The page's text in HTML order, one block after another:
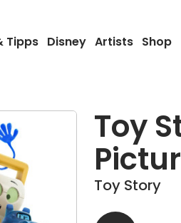
Tipps Disney Artists Shop
Toy
Toy Story